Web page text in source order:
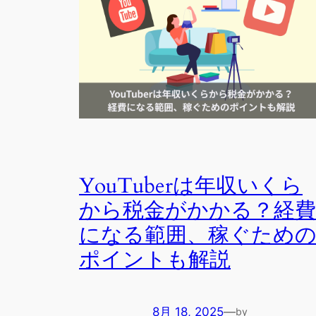
YouTuberは年収いくら
から税金がかかる？経費
になる範囲、稼ぐための
ポイントも解説
8月 18, 2025—by